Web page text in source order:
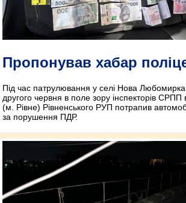
Пропонував хабар
Під час патрулювання у селі Нова
другого червня в поле зору інспекторів СРПП
(м. Рівне) Рівненського РУП потрапив
за порушення ПДР.